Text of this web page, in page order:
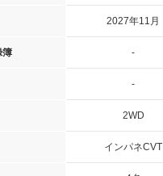
2027年11月
簿 -
-
2WD
インパネCVT